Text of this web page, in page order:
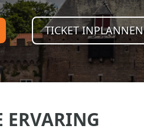
TICKET INPLANNEN
ERVARING